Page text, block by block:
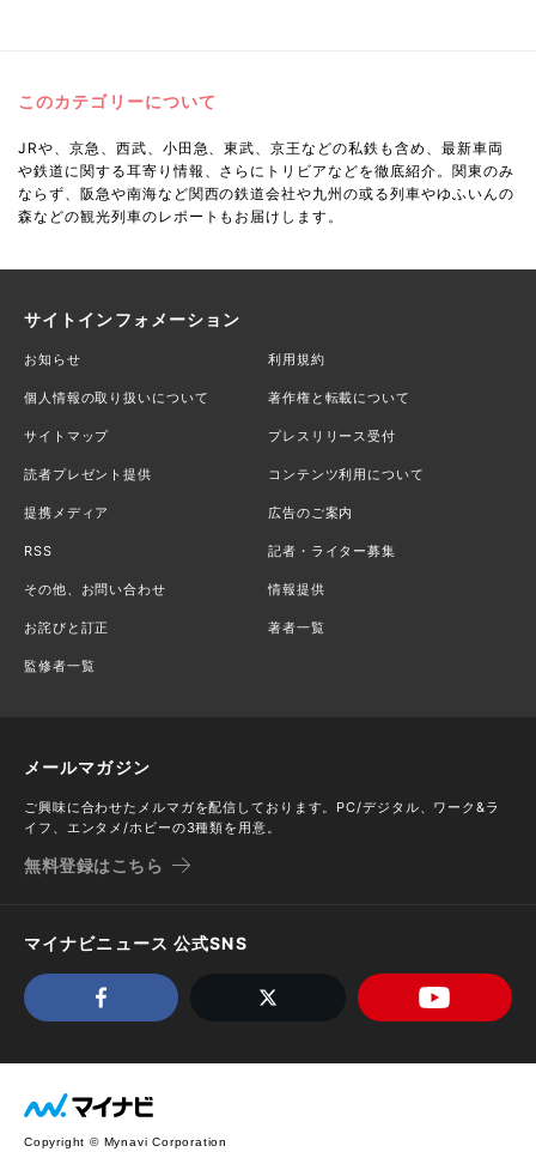
このカテゴリーについて
JRや、京急、西武、小田急、東武、京王などの私鉄も含め、最新車両
や鉄道に関する耳寄り情報、さらにトリビアなどを徹底紹介。関東のみ
ならず、阪急や南海など関西の鉄道会社や九州の或る列車やゆふいんの
森などの観光列車のレポートもお届けします。
サイトインフォメーション
お知らせ 利用規約
個人情報の取り扱いについて 著作権と転載について
サイトマップ プレスリリース受付
読者プレゼント提供 コンテンツ利用について
提携メディア 広告のご案内
RSS 記者・ライター募集
その他、お問い合わせ 情報提供
お詫びと訂正 著者一覧
監修者一覧
メールマガジン
ご興味に合わせたメルマガを配信しております。PC/デジタル、ワーク&ラ
イフ、エンタメ/ホビーの3種類を用意。
無料登録はこちら
マイナビニュース 公式SNS
Copyright © Mynavi Corporation